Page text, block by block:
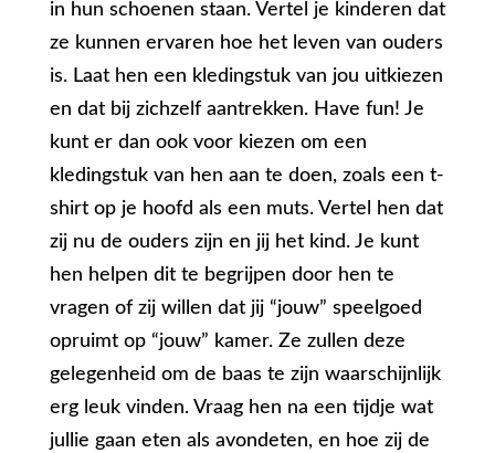
in hun schoenen staan. Vertel je kinderen dat
ze kunnen ervaren hoe het leven van ouders
is. Laat hen een kledingstuk van jou uitkiezen
en dat bij zichzelf aantrekken. Have fun! Je
kunt er dan ook voor kiezen om een
kledingstuk van hen aan te doen, zoals een t-
shirt op je hoofd als een muts. Vertel hen dat
zij nu de ouders zijn en jij het kind. Je kunt
hen helpen dit te begrijpen door hen te
vragen of zij willen dat jij “jouw” speelgoed
opruimt op “jouw” kamer. Ze zullen deze
gelegenheid om de baas te zijn waarschijnlijk
erg leuk vinden. Vraag hen na een tijdje wat
jullie gaan eten als avondeten, en hoe zij de